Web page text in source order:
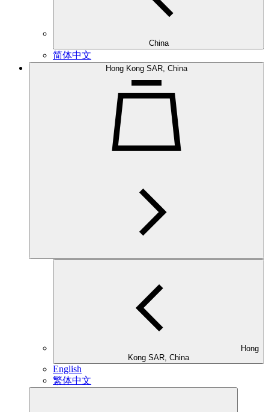
China
简体中文
Hong Kong SAR, China
Kong SAR, China
English
繁体中文